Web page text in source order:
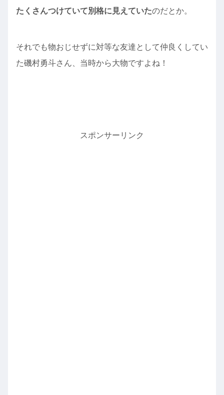
たくさんつけていて別格に見えていたのだとか。
それでも物おじせずに対等な友達として仲良くしてい
た磯村勇斗さん、当時から大物ですよね！
スポンサーリンク